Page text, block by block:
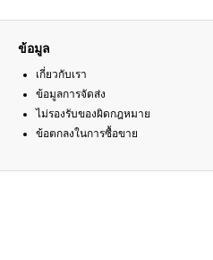
ข้อมูล
เกี่ยวกับเรา
ข้อมูลการจัดส่ง
ไม่รองรับของผิดกฎหมาย
ข้อตกลงในการซื้อขาย